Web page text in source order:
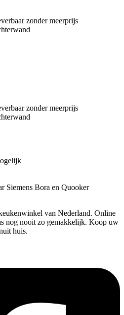
zonder meerprijs
zonder meerprijs
Siemens Bora en Quooker
van Nederland. Online
nog nooit zo gemakkelijk. Koop uw
huis.